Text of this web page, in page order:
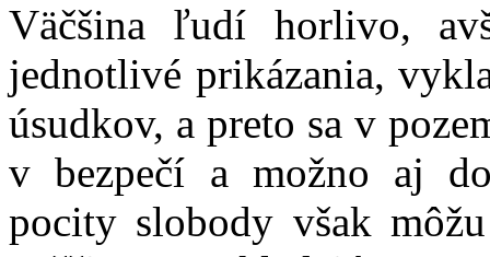
Väčšina ľudí horlivo,
jednotlivé prikázania,
úsudkov, a preto sa v
v bezpečí a možno aj
pocity slobody však